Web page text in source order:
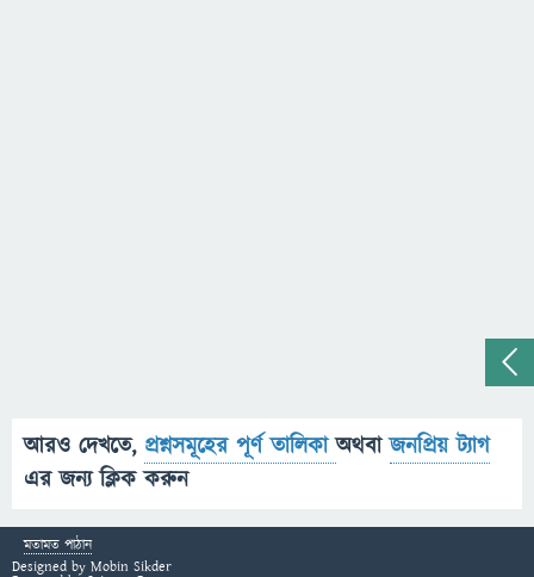
আরও দেখতে, প্রশ্নসমূহের পূর্ণ তালিকাঅথবাজনপ্রিয় ট্যাগ
এর জন্য ক্লিক করুন
মতামত পাঠান
Designed by Mobin Sikder